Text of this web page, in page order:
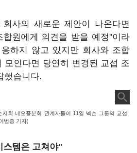
사의 새로운 제안이 나온다면
원에게 의견을 받을 예정"이라
하지 않고 있지만 회사와 조합
모인다면 당연히 변경된 교섭 조
했습니다.
지회 네오플분회 관계자들이 11일 넥슨 그룹의 교섭
범종 기자)
템은 고쳐야"